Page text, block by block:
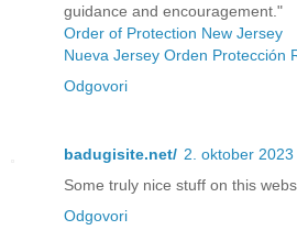
guidance and encouragement."
Order of Protection New Jersey
Nueva Jersey Orden Protección
Odgovori
badugisite.net/ 2. oktober
Some truly nice stuff on this
Odgovori